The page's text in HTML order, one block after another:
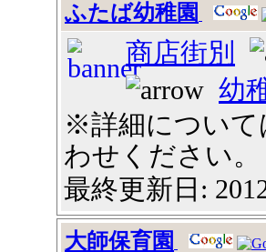
ふたば幼稚園
商店街別
幼
※詳細について
わせください。
最終更新日:
大師保育園